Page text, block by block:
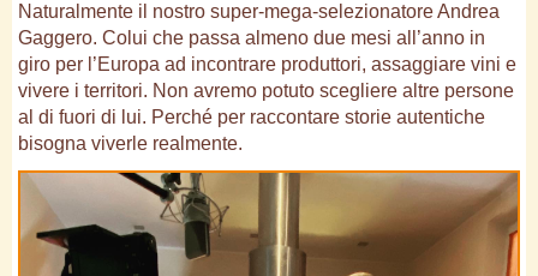
Naturalmente il nostro super-mega-selezionatore Andrea
Gaggero. Colui che passa almeno due mesi all’anno in
giro per l’Europa ad incontrare produttori, assaggiare vini e
vivere i territori. Non avremo potuto scegliere altre persone
al di fuori di lui. Perché per raccontare storie autentiche
bisogna viverle realmente.